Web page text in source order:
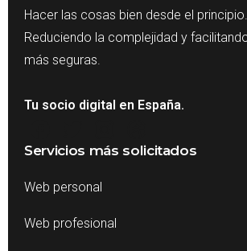
Hacer las cosas bien desde el principio.
Reduciendo la complejidad y
más seguras.
Tu socio digital en España.
Servicios más solicitados
Web personal
Web profesional